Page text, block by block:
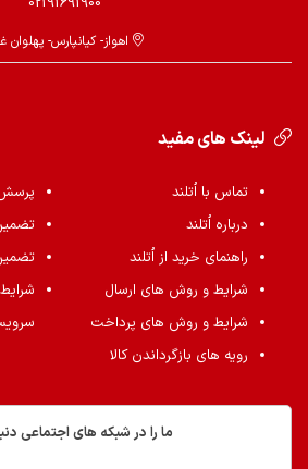
اهواز- کیانپارس- پهلوان
لینک های مفید
تماس با اُتلند
درباره اُتلند
راهنمای خرید از اُتلند
شرایط و روش های ارسال
شرایط و روش های پرداخت
رویه های بازگرداندن کالا
ما را در شبکه های اجتماعی